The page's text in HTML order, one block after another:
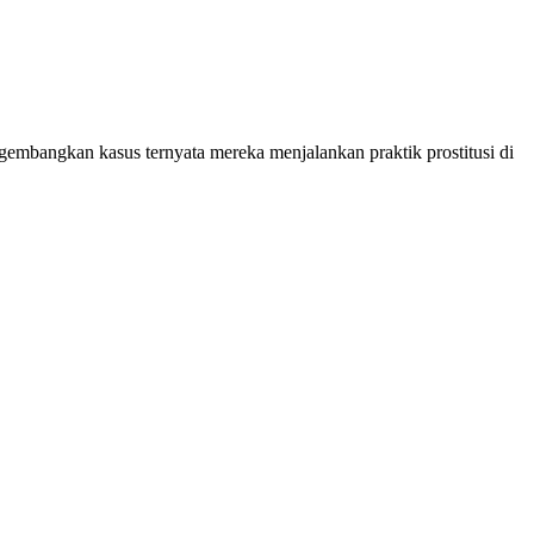
kasus ternyata mereka menjalankan praktik prostitusi di